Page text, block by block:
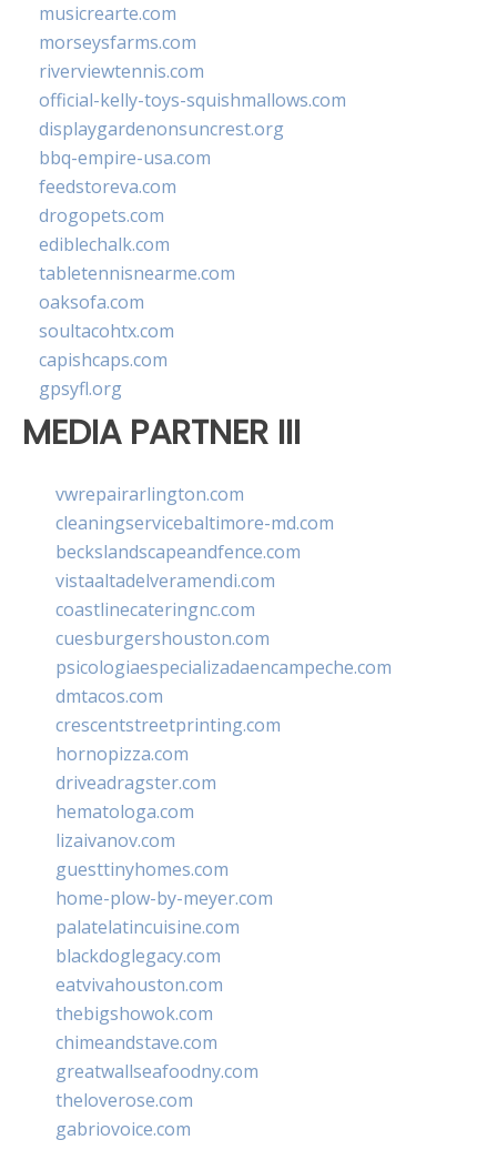
musicrearte.com
morseysfarms.com
riverviewtennis.com
official-kelly-toys-squishmallows.com
displaygardenonsuncrest.org
bbq-empire-usa.com
feedstoreva.com
drogopets.com
ediblechalk.com
tabletennisnearme.com
oaksofa.com
soultacohtx.com
capishcaps.com
gpsyfl.org
MEDIA PARTNER III
vwrepairarlington.com
cleaningservicebaltimore-md.com
beckslandscapeandfence.com
vistaaltadelveramendi.com
coastlinecateringnc.com
cuesburgershouston.com
psicologiaespecializadaencampeche.com
dmtacos.com
crescentstreetprinting.com
hornopizza.com
driveadragster.com
hematologa.com
lizaivanov.com
guesttinyhomes.com
home-plow-by-meyer.com
palatelatincuisine.com
blackdoglegacy.com
eatvivahouston.com
thebigshowok.com
chimeandstave.com
greatwallseafoodny.com
theloverose.com
gabriovoice.com